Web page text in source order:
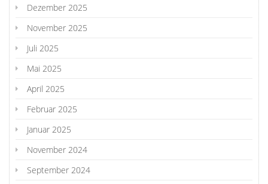
Dezember 2025
November 2025
Juli 2025
Mai 2025
April 2025
Februar 2025
Januar 2025
November 2024
September 2024